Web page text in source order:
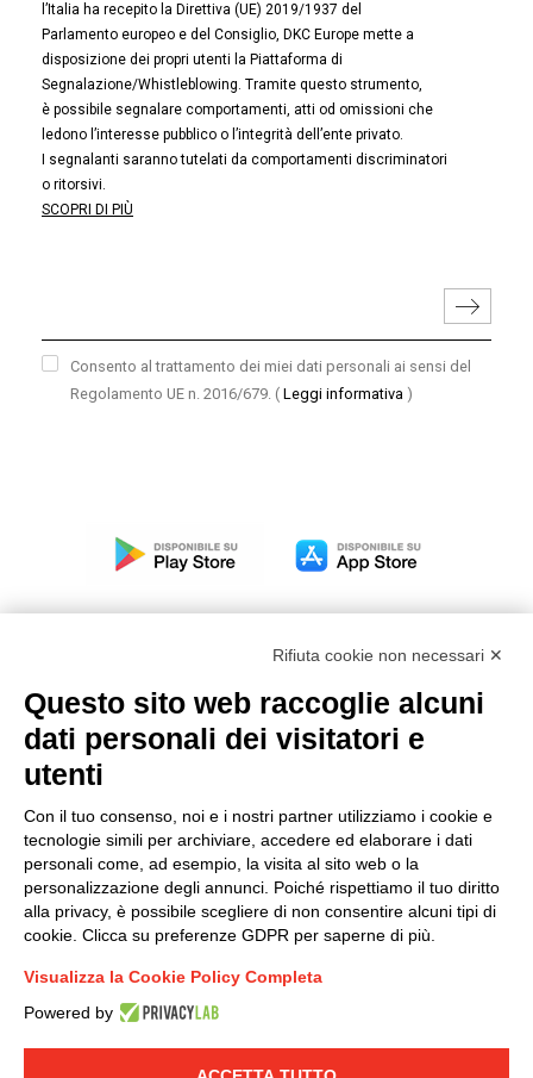
l’Italia ha recepito la Direttiva (UE) 2019/1937 del
Parlamento europeo e del Consiglio, DKC Europe mette a
disposizione dei propri utenti la Piattaforma di
Segnalazione/Whistleblowing. Tramite questo strumento,
è possibile segnalare comportamenti, atti od omissioni che
ledono l’interesse pubblico o l’integrità dell’ente privato.
I segnalanti saranno tutelati da comportamenti discriminatori
o ritorsivi.
SCOPRI DI PIÙ
Consento al trattamento dei miei dati personali ai sensi del
Regolamento UE n. 2016/679. ( Leggi informativa )
LINKEDIN YOUTUBE
Modello organizzativo, gestione e controllo – D. lgs.
231/2001
Condizioni generali di vendita DKC Power Solutions
Condizioni generali di acquisto
Codice etico
Rifiuta cookie non necessari ✕
Questo sito web raccoglie alcuni
dati personali dei visitatori e
utenti
Con il tuo consenso, noi e i nostri partner utilizziamo i cookie e
tecnologie simili per archiviare, accedere ed elaborare i dati
personali come, ad esempio, la visita al sito web o la
personalizzazione degli annunci. Poiché rispettiamo il tuo diritto
alla privacy, è possibile scegliere di non consentire alcuni tipi di
cookie. Clicca su preferenze GDPR per saperne di più.
Visualizza la Cookie Policy Completa
Powered by